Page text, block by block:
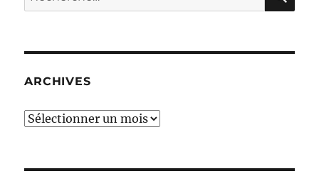
pour :
ARCHIVES
ARCHIVES